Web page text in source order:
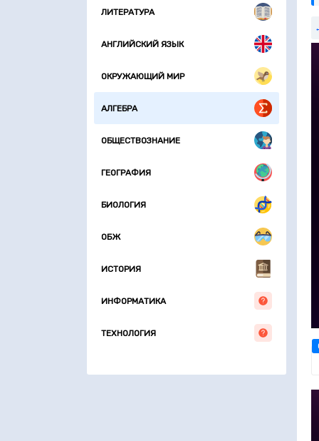
ЛИТЕРАТУРА
АНГЛИЙСКИЙ ЯЗЫК
ОКРУЖАЮЩИЙ МИР
АЛГЕБРА
ОБЩЕСТВОЗНАНИЕ
ГЕОГРАФИЯ
БИОЛОГИЯ
ОБЖ
ИСТОРИЯ
ИНФОРМАТИКА
ТЕХНОЛОГИЯ